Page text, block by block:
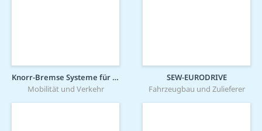
Knorr-Bremse Systeme für Schienenfahrzeuge GmbH
Mobilität und Verkehr
SEW-EURODRIVE
Fahrzeugbau und Zulieferer